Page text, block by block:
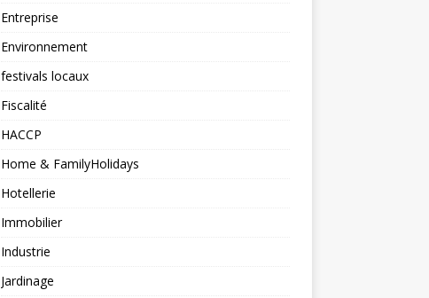
Entreprise
Environnement
festivals locaux
Fiscalité
HACCP
Home & FamilyHolidays
Hotellerie
Immobilier
Industrie
Jardinage